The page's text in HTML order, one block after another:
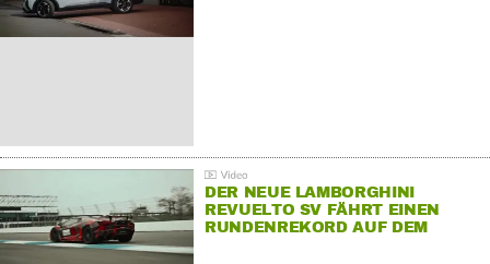
DER NEUE LAMBORGHINI
REVUELTO SV FÄHRT EINEN
RUNDENREKORD AUF DEM